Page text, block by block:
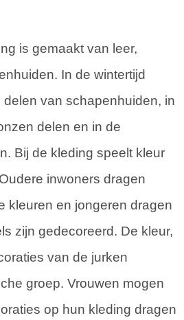
is gemaakt van leer,
In de wintertijd
van schapenhuiden, in
delen en in de
Bij de kleding speelt kleur
inwoners dragen
kleuren en jongeren dragen
zijn gedecoreerd. De kleur,
van de jurken
groep. Vrouwen mogen
op hun kleding dragen